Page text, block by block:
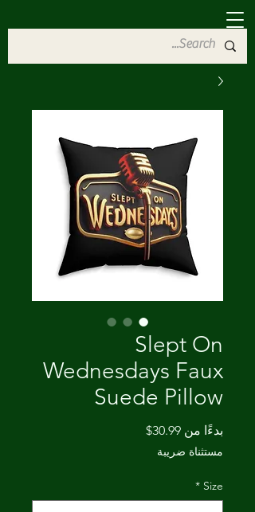
Slept On
Wednesdays Faux
Suede Pillow
بدءًا من 30.99$ سعر
مستثناة ضريبة
Size
*